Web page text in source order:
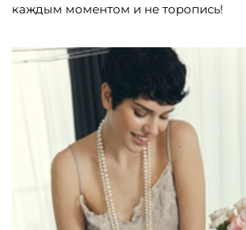
каждым моментом и не торопись!